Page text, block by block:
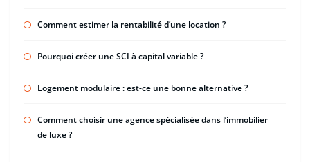
Comment estimer la rentabilité d’une location ?
Pourquoi créer une SCI à capital variable ?
Logement modulaire : est-ce une bonne alternative ?
Comment choisir une agence spécialisée dans l’immobilier
de luxe ?